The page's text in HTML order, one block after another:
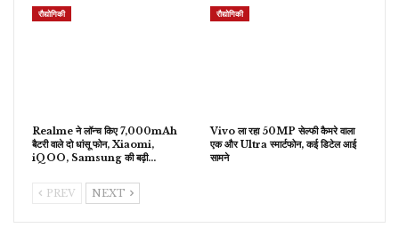
रौद्योगिकी
Realme ने लॉन्च किए 7,000mAh
बैटरी वाले दो धांसू फोन, Xiaomi,
iQOO, Samsung की बढ़ी…
रौद्योगिकी
Vivo ला रहा 50MP सेल्फी कैमरे वाला
एक और Ultra स्मार्टफोन, कई डिटेल आई
सामने
PREV NEXT